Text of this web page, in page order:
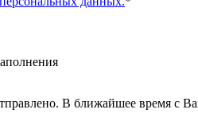
В ближайшее время с